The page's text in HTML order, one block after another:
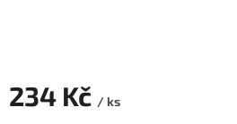
234 Kč / ks